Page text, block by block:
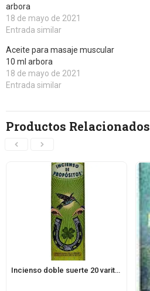
arbora
18 de mayo de 2021
Entrada similar
Aceite para masaje muscular
10 ml arbora
18 de mayo de 2021
Entrada similar
Productos Relacionados
Incienso doble suerte 20 varitas propositos